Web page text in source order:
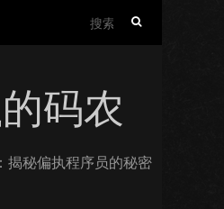
码农
揭秘偏执程序员的秘密